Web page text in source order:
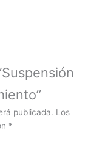
publicada. Los
*